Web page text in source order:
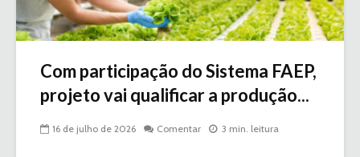
Com participação do Sistema FAEP,
projeto vai qualificar a produção...
16 de julho de 2026 Comentar 3 min. leitura